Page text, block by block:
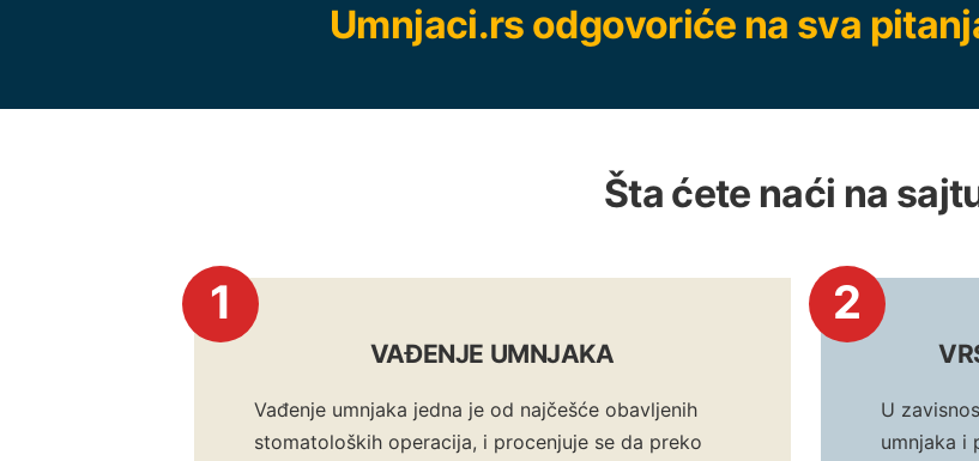
Umnjaci.rs odgovoriće na sva
Šta ćete naći na
1
VAĐENJE UMNJAKA
Vađenje umnjaka jedna je od najčešće obavljenih
stomatoloških operacija, i procenjuje se da preko
2
U
umnjaka i